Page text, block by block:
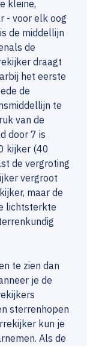
kleine,
- voor elk oog
de middellijn
de
draagt
het eerste
de
te
van de
door 7 is
kijker (40
de vergroting
vergroot
maar de
lichtsterkte
te zien dan
je de
sterrenhopen
kun je
Als de